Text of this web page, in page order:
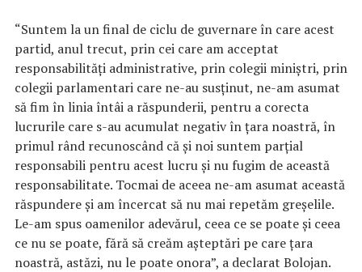
“Suntem la un final de ciclu de guvernare în care acest
partid, anul trecut, prin cei care am acceptat
responsabilităţi administrative, prin colegii miniştri, prin
colegii parlamentari care ne-au susţinut, ne-am asumat
să fim în linia întâi a răspunderii, pentru a corecta
lucrurile care s-au acumulat negativ în ţara noastră, în
primul rând recunoscând că şi noi suntem parţial
responsabili pentru acest lucru şi nu fugim de această
responsabilitate. Tocmai de aceea ne-am asumat această
răspundere şi am încercat să nu mai repetăm greşelile.
Le-am spus oamenilor adevărul, ceea ce se poate şi ceea
ce nu se poate, fără să creăm aşteptări pe care ţara
noastră, astăzi, nu le poate onora”, a declarat Bolojan.